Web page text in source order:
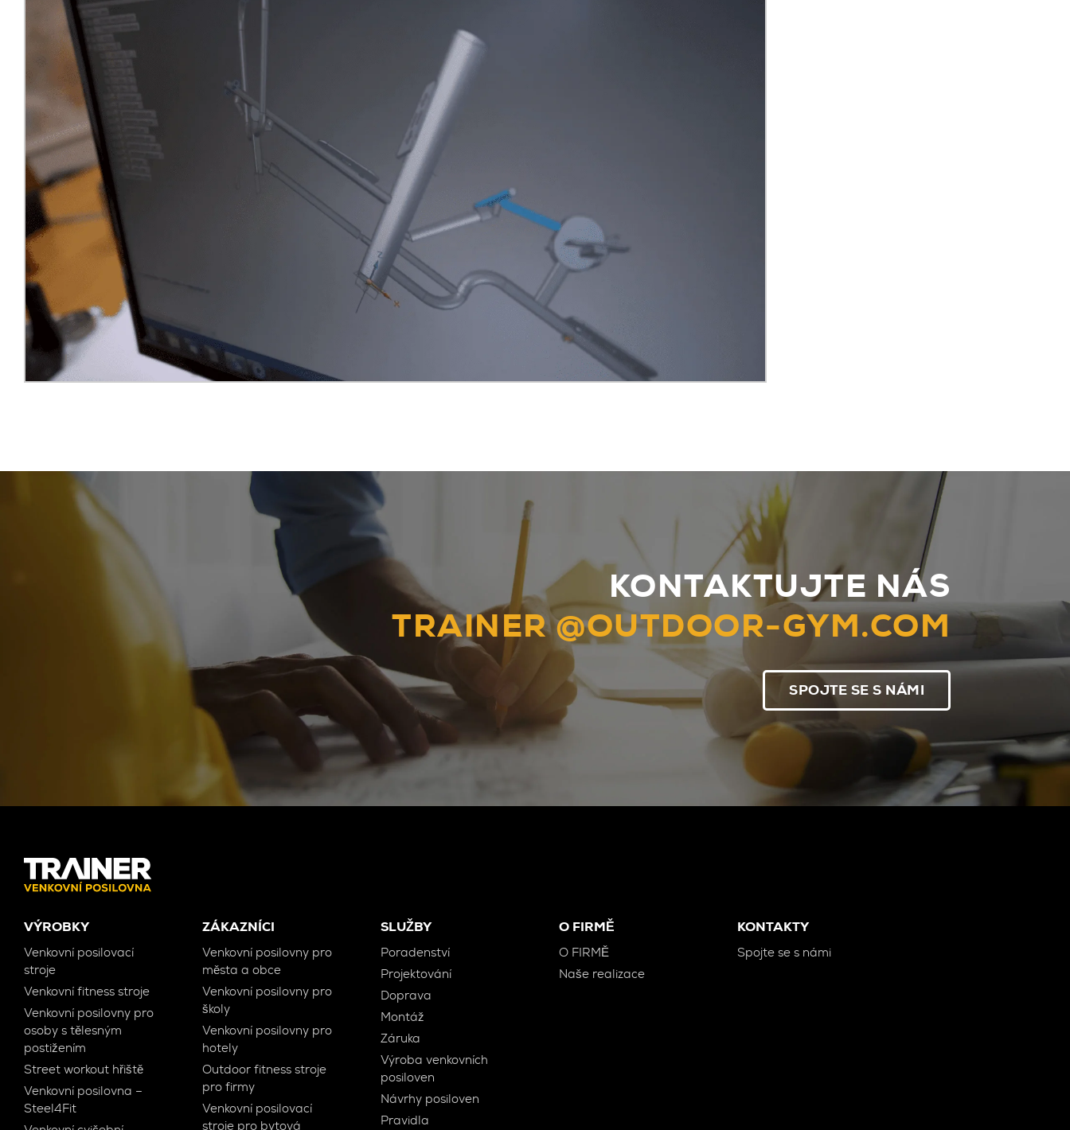
KONTAKTUJTE NÁS
TRAINER @OUTDOOR-GYM.COM
SPOJTE SE S NÁMI
VÝROBKY
Venkovní posilovací
stroje
Venkovní fitness stroje
Venkovní posilovny pro
osoby s tělesným
postižením
Street workout hřiště
Venkovní posilovna –
Steel4Fit
ZÁKAZNÍCI
Venkovní posilovny pro
města a obce
Venkovní posilovny pro
školy
Venkovní posilovny pro
hotely
Outdoor fitness stroje
pro firmy
Venkovní posilovací
stroje pro bytová
SLUŽBY
Poradenství
Projektování
Doprava
Montáž
Záruka
Výroba venkovních
posiloven
Návrhy posiloven
Pravidla
O FIRMĚ
O FIRMĚ
Naše realizace
KONTAKTY
Spojte se s námi